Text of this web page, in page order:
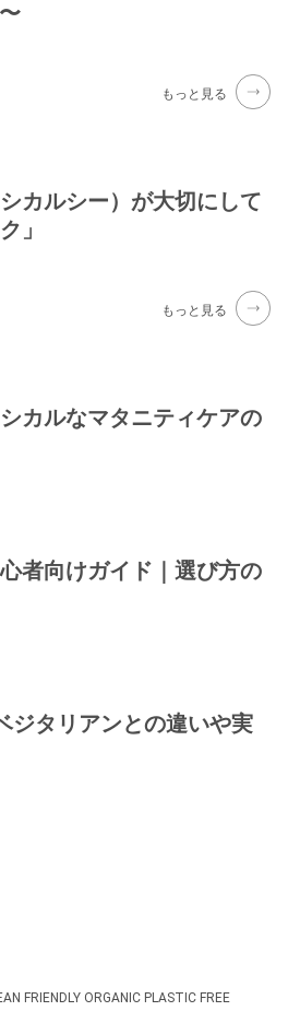
もっと見る
カルシー）が大切にして
」
もっと見る
カルなマタニティケアの
者向けガイド｜選び方の
ジタリアンとの違いや実
FRIENDLY ORGANIC PLASTIC FREE